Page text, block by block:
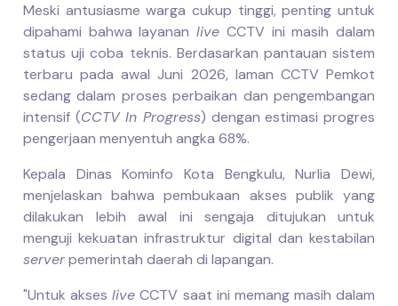
Meski antusiasme warga cukup tinggi, penting untuk
dipahami bahwa layananlive CCTV ini masih dalam
status uji coba teknis. Berdasarkan pantauan sistem
terbaru pada awal Juni 2026, laman CCTV Pemkot
sedang dalam proses perbaikan dan pengembangan
intensif (CCTV In Progress) dengan estimasi progres
pengerjaan menyentuh angka 68%.
Kepala Dinas Kominfo Kota Bengkulu, Nurlia Dewi,
menjelaskan bahwa pembukaan akses publik yang
dilakukan lebih awal ini sengaja ditujukan untuk
menguji kekuatan infrastruktur digital dan kestabilan
serverpemerintah daerah di lapangan.
"Untuk akseslive CCTV saat ini memang masih dalam